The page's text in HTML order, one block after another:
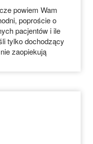
powiem Wam
poproście o
pacjentów i ile
tylko dochodzący
zaopiekują